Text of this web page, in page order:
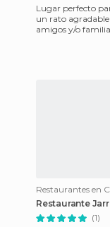
Lugar perfecto
un rato
amigos y/o
Restaurante
(1)